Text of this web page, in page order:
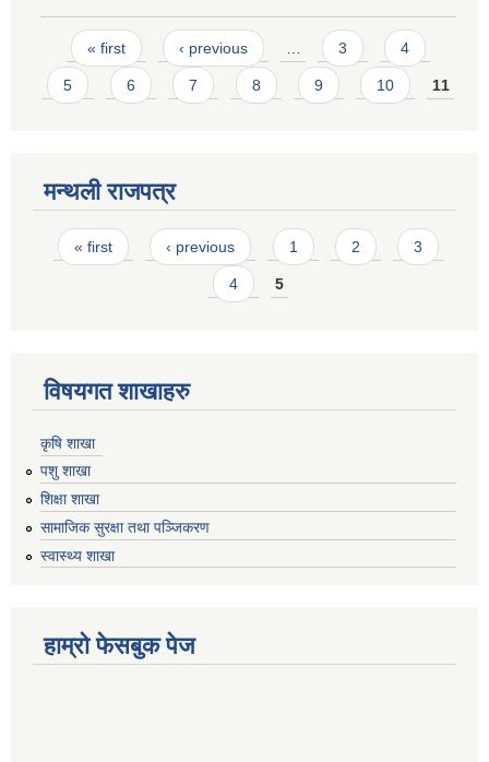
Pages
« first ‹ previous 3 4
5 6 7 8 9 10 11
मन्थली राजपत्र
Pages
« first ‹ previous 1 2 3
4 5
विषयगत शाखाहरु
कृषि शाखा
पशु शाखा
शिक्षा शाखा
सामाजिक सुरक्षा तथा पञ्जिकरण
स्वास्थ्य शाखा
हाम्रो फेसबुक पेज